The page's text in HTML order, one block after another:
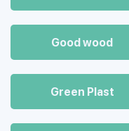
Good wood
Green Plast